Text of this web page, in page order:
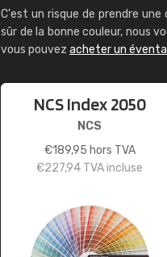
C'est un risque de prendre
sûr de la bonne couleur, nous
vous pouvez acheter un
NCS Index 2050
NCS
€189,95 hors TVA
€227,94 TVA incluse